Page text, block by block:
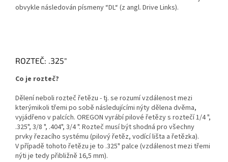
obvykle následován písmeny “DL“ (z angl. Drive Links).
ROZTEČ: .325"
Co je rozteč?
Dělení neboli rozteč řetězu - tj. se rozumí vzdálenost mezi
kterýmikoli třemi po sobě následujícími nýty dělena dvěma,
vyjádřeno v palcích. OREGON vyrábí pilové řetězy s roztečí 1/4 ",
.325", 3/8 ", .404", 3/4 ". Rozteč musí být shodná pro všechny
prvky řezacího systému (pilový řetěz, vodící lišta a řetězka).
V případě tohoto řetězu je to .325" palce (vzdálenost mezi třemi
nýti je tedy přibližně 16,5 mm).